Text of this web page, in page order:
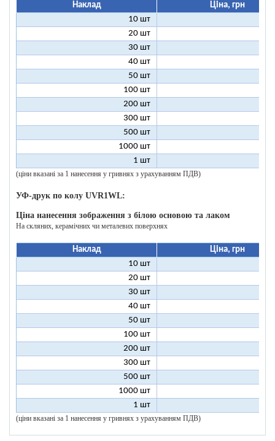
Наклад
Ціна, грн
10 шт
20 шт
30 шт
40 шт
50 шт
100 шт
200 шт
300 шт
500 шт
1000 шт
1 шт
(ціни вказані за 1 нанесення у гривнях з урахуванням ПДВ)
УФ-друк по колу UVR1WL:
Ціна нанесення зображення з білою основою та лаком
На скляних, керамічних чи металевих поверхнях
Наклад
Ціна, грн
10 шт
20 шт
30 шт
40 шт
50 шт
100 шт
200 шт
300 шт
500 шт
1000 шт
1 шт
(ціни вказані за 1 нанесення у гривнях з урахуванням ПДВ)